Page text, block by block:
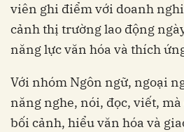
viên ghi điểm với doanh
cảnh thị trường lao động
năng lực văn hóa và thích
Với nhóm Ngôn ngữ, ngoại
năng nghe, nói, đọc, viết,
bối cảnh, hiểu văn hóa và